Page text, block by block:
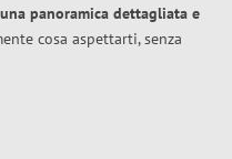
una panoramica dettagliata e
cosa aspettarti, senza